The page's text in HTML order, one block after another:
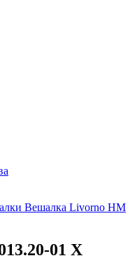
Вешалка Livorno НМ
01 Х